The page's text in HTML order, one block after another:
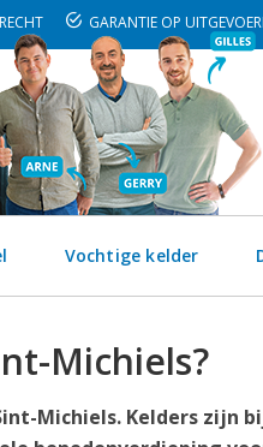
GARANTIE OP
Vochtige kelder
Michiels?
Michiels. Kelders zijn